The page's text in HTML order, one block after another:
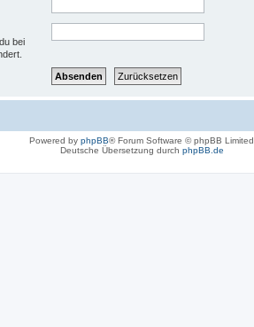
bei
Powered by phpBB® Forum Software © phpBB Limited
Deutsche Übersetzung durch phpBB.de